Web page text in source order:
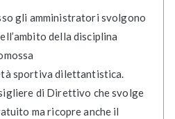
gli amministratori svolgono
della disciplina
sportiva dilettantistica.
di Direttivo che svolge
ma ricopre anche il